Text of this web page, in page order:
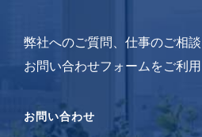
弊社へのご質問、仕事のご相
お問い合わせフォームをご利用
お問い合わせ